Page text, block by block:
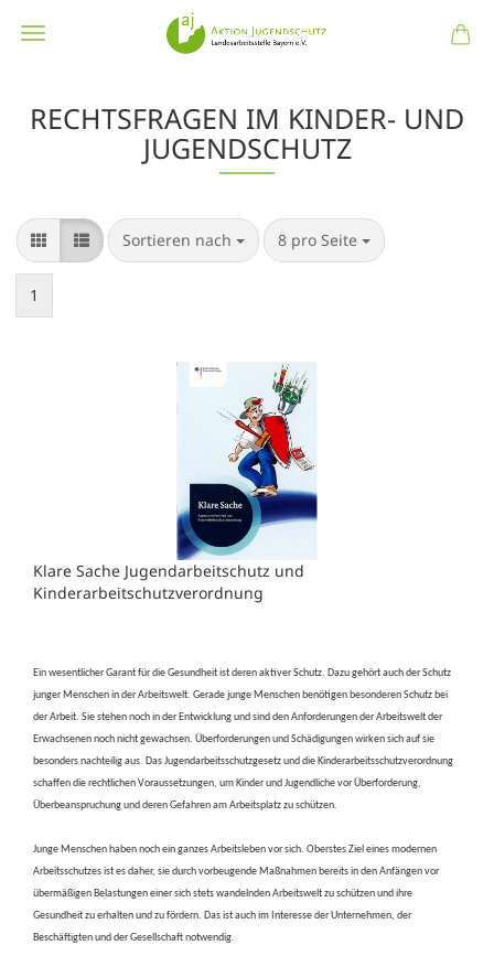
RECHTSFRAGEN IM KINDER- UND
JUGENDSCHUTZ
Sortieren nach
Sortieren nach 8 pro Seite
pro Seite
1
Klare Sache Jugendarbeitschutz und
Kinderarbeitschutzverordnung
Ein wesentlicher Garant für die Gesundheit ist deren aktiver Schutz. Dazu gehört auch der Schutz
junger Menschen in der Arbeitswelt. Gerade junge Menschen benötigen besonderen Schutz bei
der Arbeit. Sie stehen noch in der Entwicklung und sind den Anforderungen der Arbeitswelt der
Erwachsenen noch nicht gewachsen. Überforderungen und Schädigungen wirken sich auf sie
besonders nachteilig aus. Das Jugendarbeitsschutzgesetz und die Kinderarbeitsschutzverordnung
schaffen die rechtlichen Voraussetzungen, um Kinder und Jugendliche vor Überforderung,
Überbeanspruchung und deren Gefahren am Arbeitsplatz zu schützen.
Junge Menschen haben noch ein ganzes Arbeitsleben vor sich. Oberstes Ziel eines modernen
Arbeitsschutzes ist es daher, sie durch vorbeugende Maßnahmen bereits in den Anfängen vor
übermäßigen Belastungen einer sich stets wandelnden Arbeitswelt zu schützen und ihre
Gesundheit zu erhalten und zu fördern. Das ist auch im Interesse der Unternehmen, der
Beschäftigten und der Gesellschaft notwendig.